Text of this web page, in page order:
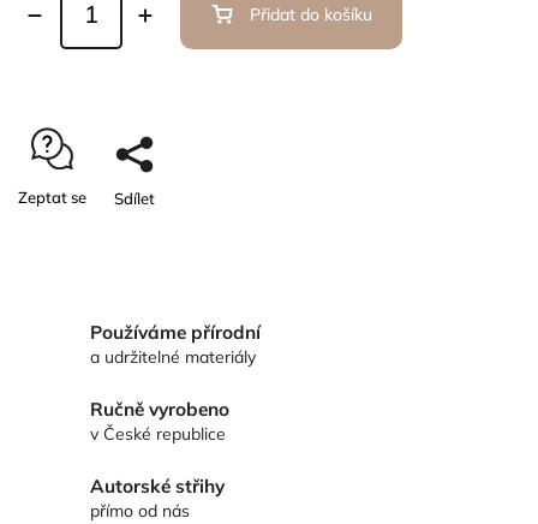
Přidat do košíku
Zeptat se Sdílet
Používáme přírodní
a udržitelné materiály
Ručně vyrobeno
v České republice
Autorské střihy
přímo od nás